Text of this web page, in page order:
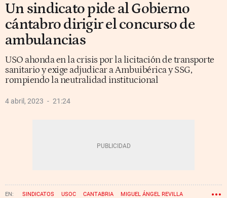
Un sindicato pide al Gobierno
cántabro dirigir el concurso de
ambulancias
USO ahonda en la crisis por la licitación de transporte
sanitario y exige adjudicar a Ambuibérica y SSG,
rompiendo la neutralidad institucional
4 abril, 2023 21:24
SINDICATOS USOC CANTABRIA MIGUEL ÁNGEL REVILLA